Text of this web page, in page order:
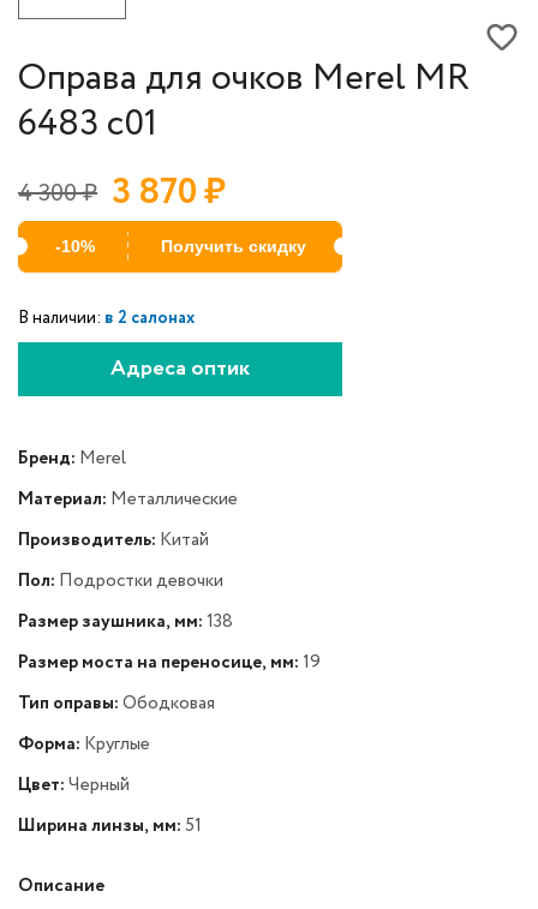
Оправа для очков Merel МR
6483 c01
4 300₽ 3 870₽
-10% Получить скидку
В наличии: в 2 салонах
Адреса оптик
Бренд: Merel
Материал: Металлические
Производитель: Китай
Пол: Подростки девочки
Размер заушника, мм:138
Размер моста на переносице, мм:19
Тип оправы:Ободковая
Форма: Круглые
Цвет:Черный
Ширина линзы, мм:51
Описание